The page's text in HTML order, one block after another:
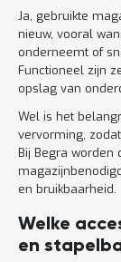
Ja, gebruikte
nieuw, vooral
onderneemt of
Functioneel zijn
opslag van
Wel is het
vervorming,
Bij Begra worden
en bruikbaarheid.
Welke
en